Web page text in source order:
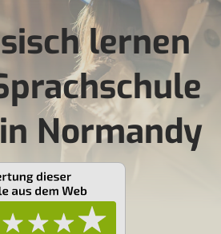
lernen
Normandy